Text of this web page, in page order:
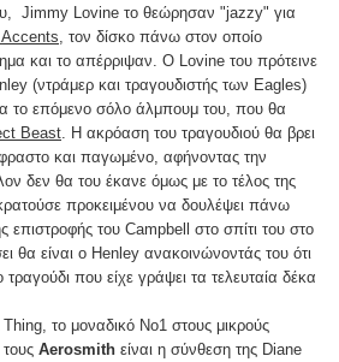
Jimmy Lovine το θεώρησαν "jazzy" για
, τον δίσκο πάνω στον οποίο
και το απέρριψαν. Ο Lovine του πρότεινε
(ντράμερ και τραγουδιστής των Eagles)
το επόμενο σόλο άλμπουμ του, που θα
Beast. Η ακρόαση του τραγουδιού θα βρει
και παγωμένο, αφήνοντας την
δεν θα του έκανε όμως με το τέλος της
προκειμένου να δουλέψει πάνω
επιστροφής του Campbell στο σπίτι του στο
θα είναι ο Henley ανακοινώνοντάς του ότι
που είχε γράψει τα τελευταία δέκα
το μοναδικό Νο1 στους μικρούς
Aerosmith είναι η σύνθεση της Diane